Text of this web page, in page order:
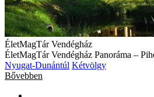
ÉletMagTár Vendégház
ÉletMagTár Vendégház Panoráma –
Nyugat-Dunántúl Kétvölgy
Bővebben